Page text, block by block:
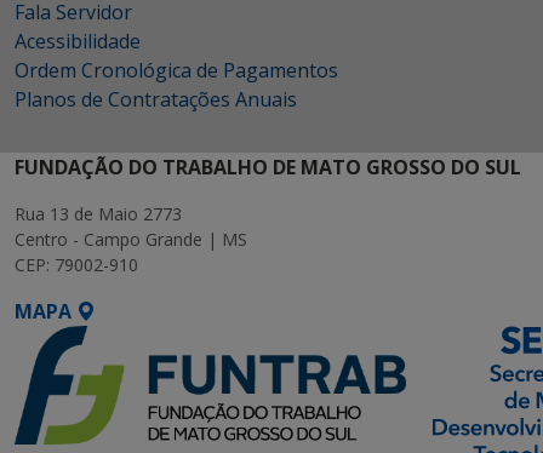
Fala Servidor
Acessibilidade
Ordem Cronológica de Pagamentos
Planos de Contratações Anuais
FUNDAÇÃO DO TRABALHO DE MATO GROSSO DO SUL
Rua 13 de Maio 2773
Centro - Campo Grande | MS
CEP: 79002-910
MAPA